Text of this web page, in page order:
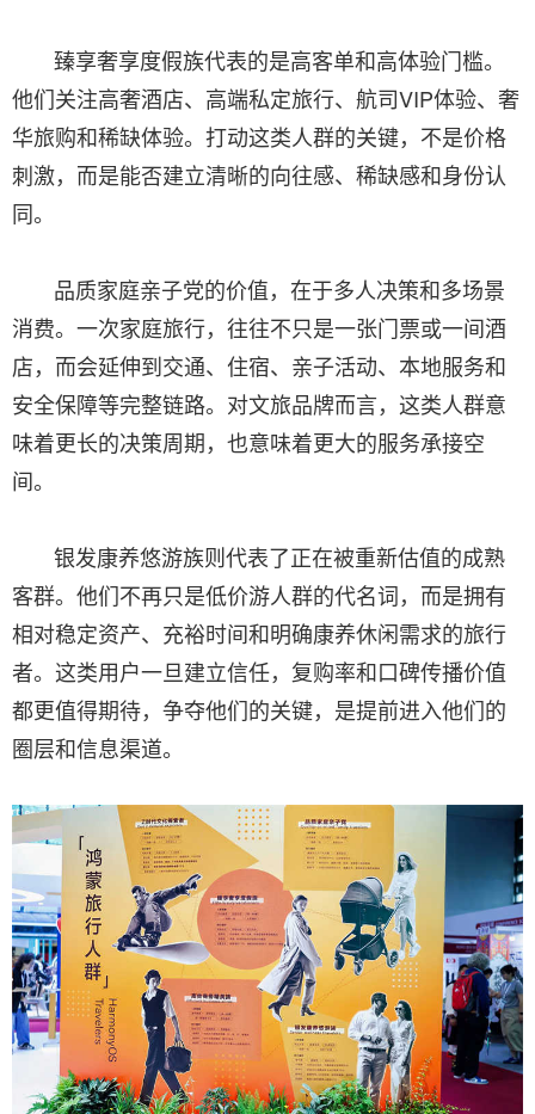
臻享奢享度假族代表的是高客单和高体验门槛。
他们关注高奢酒店、高端私定旅行、航司VIP体验、奢
华旅购和稀缺体验。打动这类人群的关键，不是价格
刺激，而是能否建立清晰的向往感、稀缺感和身份认
同。
品质家庭亲子党的价值，在于多人决策和多场景
消费。一次家庭旅行，往往不只是一张门票或一间酒
店，而会延伸到交通、住宿、亲子活动、本地服务和
安全保障等完整链路。对文旅品牌而言，这类人群意
味着更长的决策周期，也意味着更大的服务承接空
间。
银发康养悠游族则代表了正在被重新估值的成熟
客群。他们不再只是低价游人群的代名词，而是拥有
相对稳定资产、充裕时间和明确康养休闲需求的旅行
者。这类用户一旦建立信任，复购率和口碑传播价值
都更值得期待，争夺他们的关键，是提前进入他们的
圈层和信息渠道。